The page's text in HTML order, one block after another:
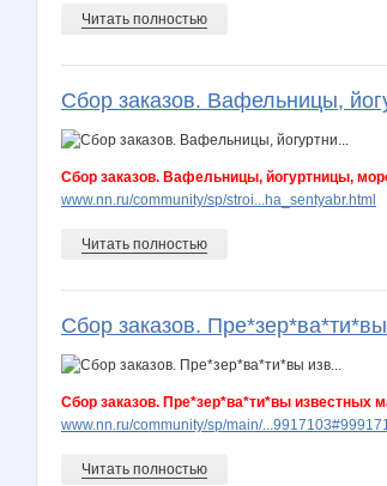
Читать полностью
Сбор заказов. Вафельницы,
Сбор заказов. Вафельницы, йогуртницы,
www.nn.ru/community/sp/stroi...ha_sentyabr.html
Читать полностью
Сбор заказов.
Сбор заказов. Пре*зер*ва*ти*вы известных
www.nn.ru/community/sp/main/
Читать полностью